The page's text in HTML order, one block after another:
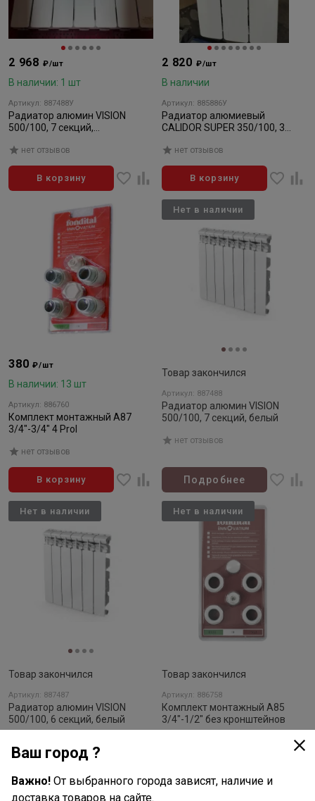
2 968 ₽/шт
В наличии: 1 шт
Артикул: 887488У
Радиатор алюмин VISION
500/100, 7 секций,
нет отзывов
В корзину
2 820 ₽/шт
В наличии
Артикул: 885886У
Радиатор алюмиевый
CALIDOR SUPER 350/100, 3
нет отзывов
В корзину
380₽/шт
В наличии: 13 шт
Артикул: 886760
Комплект монтажный A87
3/4"-3/4" 4 Prol
нет отзывов
В корзину
Товар закончился
Артикул: 887488
Радиатор алюмин VISION
500/100, 7 секций, белый
нет отзывов
Подробнее
Нет в наличии
Товар закончился
Артикул: 887487
Радиатор алюмин VISION
500/100, 6 секций, белый
Нет в наличии
Товар закончился
Артикул: 886758
Комплект монтажный A85
3/4"-1/2" без кронштейнов
Нет в наличии
Ваш город ?
Важно! От выбранного города зависят, наличие и
доставка товаров на сайте.